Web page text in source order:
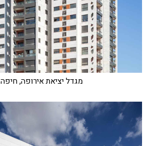
מגדל יציאת אירופה, חיפה